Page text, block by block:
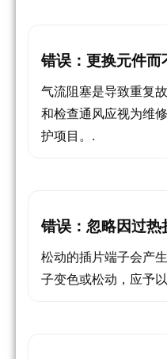
错误：更换元件而
气流阻塞是导致重复
和检查通风应视为维
护项目。.
错误：忽略因过热
松动的插片端子会产
子变色或松动，应予